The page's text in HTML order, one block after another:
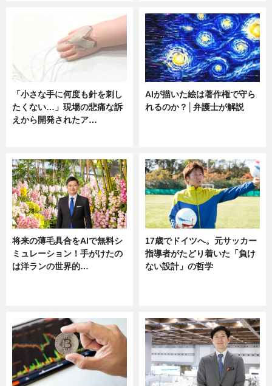
「小さな手に何度も針を刺し
たくない…」現場の悲痛な訴
えから開発されたア…
AIが描いた絵は著作権で守ら
れるのか？│弁護士が解説
将来の薄毛具合をAIで無料シ
ミュレーション！手がけたの
は洋ランの世界的…
17歳でドイツへ。元サッカー
指導者がたどり着いた「負け
ない設計」の哲学